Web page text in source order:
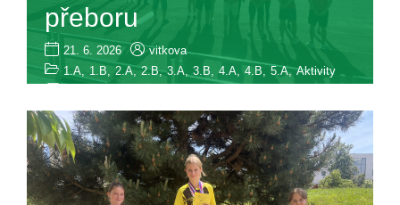
přeboru
21. 6. 2026
vitkova
1.A
1.B 2.A, 2.B, 3.A 3.B 4.A 4.B 5.A, Aktivity